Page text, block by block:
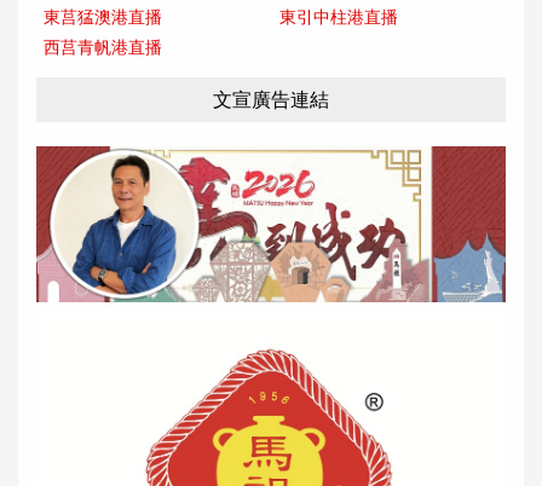
東莒猛澳港直播
東引中柱港直播
西莒青帆港直播
文宣廣告連結